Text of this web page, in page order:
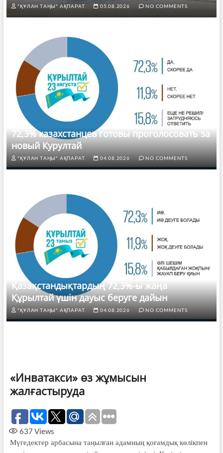
"ҚҰЛАН ТАҢЫ" АҚПАРАТ. 05.08.2026 NO COMMENTS
72,3% казахстанцев готовы проголосовать за
новый Курултай
"ҚҰЛАН ТАҢЫ" АҚПАРАТ. 04.08.2026 NO COMMENTS
Қазақстандықтардың 72,3%-ы жаңа
Құрылтай үшін дауыс беруге дайын
"ҚҰЛАН ТАҢЫ" АҚПАРАТ. 04.08.2026 NO COMMENTS
«Инватакси» өз жұмысын
жалғастыруда
637 Views
Мүгедектер арбасына таңылған адамның қоғамдық көлікпен